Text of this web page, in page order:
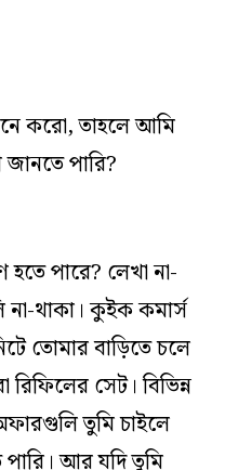
করো, তাহলে আমি
পারি?
পারে? লেখা না-
থাকা। কুইক কমার্স
তোমার বাড়িতে চলে
সেট। বিভিন্ন
তুমি চাইলে
পারি। আর যদি তুমি